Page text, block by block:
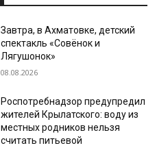
Завтра, в Ахматовке, детский
спектакль «Совёнок и
Лягушонок»
08.08.2026
Роспотребнадзор предупредил
жителей Крылатского: воду из
местных родников нельзя
считать питьевой